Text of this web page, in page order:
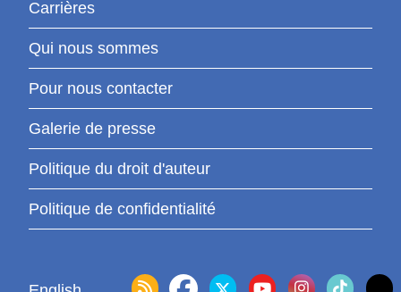
Carrières
Qui nous sommes
Pour nous contacter
Galerie de presse
Politique du droit d'auteur
Politique de confidentialité